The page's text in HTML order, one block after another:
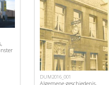
DUM2016_001
Algemene geschiedenis,